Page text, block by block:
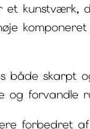
et kunstværk,
både skarpt
og forvandle
forbedret